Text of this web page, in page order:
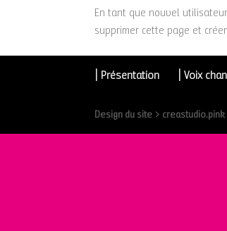
En tant que nouvel
supprimer cette page et
| Présentation | Voix
Design du site >